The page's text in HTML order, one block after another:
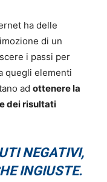
ha delle
di un
i passi per
quegli elementi
ad ottenere la
dei risultati
NEGATIVI,
INGIUSTE.